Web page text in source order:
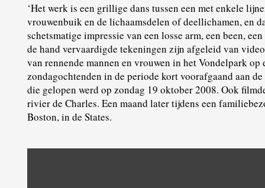
‘Het werk is een grillige dans tussen een met enkele
vrouwenbuik en de lichaamsdelen of deellichamen, en
schetsmatige impressie van een losse arm, een been,
de hand vervaardigde tekeningen zijn afgeleid van
van rennende mannen en vrouwen in het Vondelpark op
zondagochtenden in de periode kort voorafgaand aan
die gelopen werd op zondag 19 oktober 2008. Ook
rivier de Charles. Een maand later tijdens een
Boston, in de States.